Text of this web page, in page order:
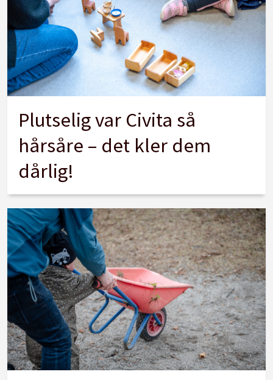
Plutselig var Civita så
hårsåre – det kler dem
dårlig!